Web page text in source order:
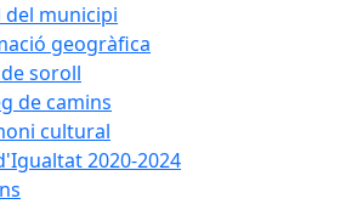
del municipi
geogràfica
soroll
de camins
cultural
2020-2024